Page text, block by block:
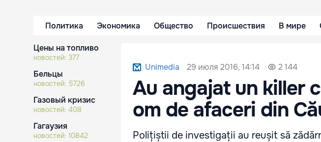
Политика Экономика Общество Происшествия В мире
Цены на топливо
новостей: 377
Бельцы
новостей: 5726
Газовый кризис
новостей: 408
Гагаузия
новостей: 10842
Unimedia 29 июля 2016, 14:14 2 144
Au angajat un killer
om de afaceri din
Polițiștii de investigații au reușit să